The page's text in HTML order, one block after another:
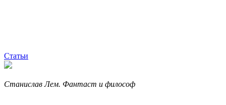
Статьи
Станислав Лем. Фантаст и философ